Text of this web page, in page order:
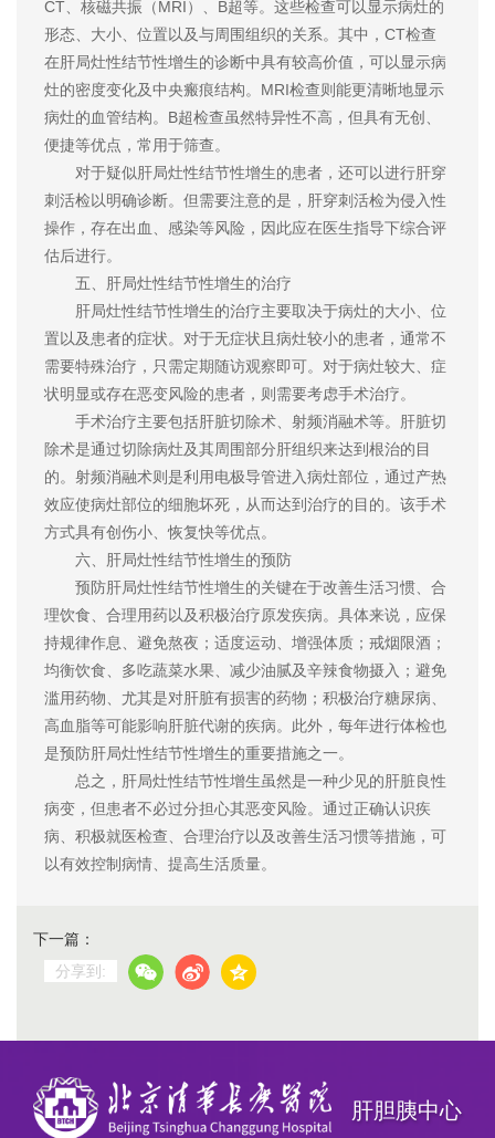
CT、核磁共振（MRI）、B超等。这些检查可以显示病灶的
形态、大小、位置以及与周围组织的关系。其中，CT检查
在肝局灶性结节性增生的诊断中具有较高价值，可以显示病
灶的密度变化及中央瘢痕结构。MRI检查则能更清晰地显示
病灶的血管结构。B超检查虽然特异性不高，但具有无创、
便捷等优点，常用于筛查。
对于疑似肝局灶性结节性增生的患者，还可以进行肝穿
刺活检以明确诊断。但需要注意的是，肝穿刺活检为侵入性
操作，存在出血、感染等风险，因此应在医生指导下综合评
估后进行。
五、肝局灶性结节性增生的治疗
肝局灶性结节性增生的治疗主要取决于病灶的大小、位
置以及患者的症状。对于无症状且病灶较小的患者，通常不
需要特殊治疗，只需定期随访观察即可。对于病灶较大、症
状明显或存在恶变风险的患者，则需要考虑手术治疗。
手术治疗主要包括肝脏切除术、射频消融术等。肝脏切
除术是通过切除病灶及其周围部分肝组织来达到根治的目
的。射频消融术则是利用电极导管进入病灶部位，通过产热
效应使病灶部位的细胞坏死，从而达到治疗的目的。该手术
方式具有创伤小、恢复快等优点。
六、肝局灶性结节性增生的预防
预防肝局灶性结节性增生的关键在于改善生活习惯、合
理饮食、合理用药以及积极治疗原发疾病。具体来说，应保
持规律作息、避免熬夜；适度运动、增强体质；戒烟限酒；
均衡饮食、多吃蔬菜水果、减少油腻及辛辣食物摄入；避免
滥用药物、尤其是对肝脏有损害的药物；积极治疗糖尿病、
高血脂等可能影响肝脏代谢的疾病。此外，每年进行体检也
是预防肝局灶性结节性增生的重要措施之一。
总之，肝局灶性结节性增生虽然是一种少见的肝脏良性
病变，但患者不必过分担心其恶变风险。通过正确认识疾
病、积极就医检查、合理治疗以及改善生活习惯等措施，可
以有效控制病情、提高生活质量。
下一篇：
分享到:
肝胆胰中心